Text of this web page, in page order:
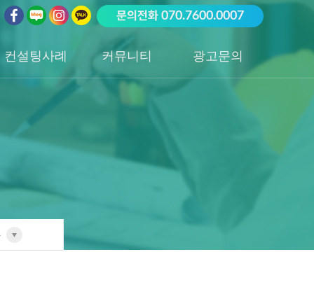
문의전화 070.7600.0007
컨설팅사례
업종별 전담팀
성공사례
커뮤니티 광고문의